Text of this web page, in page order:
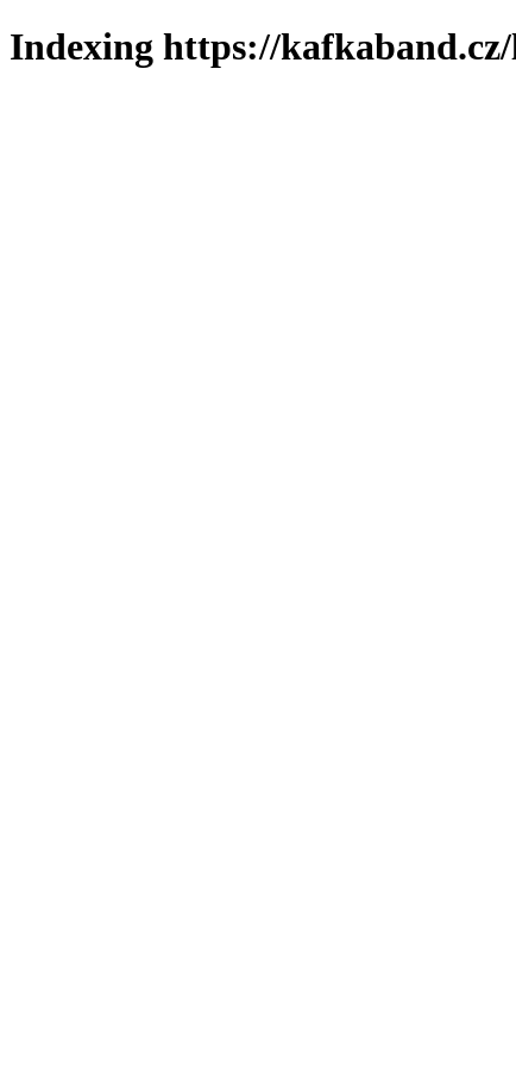
Indexing https://